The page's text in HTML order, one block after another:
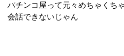
パチンコ屋って元々めちゃくち
会話できないじゃん